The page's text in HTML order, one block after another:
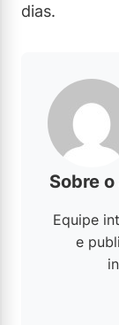
dias.
Sobre
Equipe
e